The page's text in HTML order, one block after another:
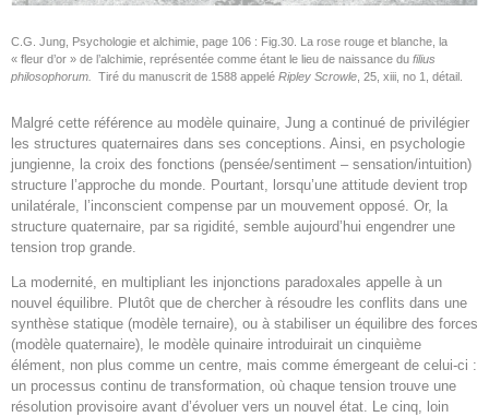
C.G. Jung, Psychologie et alchimie, page 106 : Fig.30. La rose rouge et blanche, la
« fleur d’or » de l’alchimie, représentée comme étant le lieu de naissance du filius
philosophorum.
Tiré du manuscrit de 1588 appelé Ripley Scrowle , 25, xiii, no 1, détail.
Malgré cette référence au modèle quinaire, Jung a continué de privilégier
les structures quaternaires dans ses conceptions. Ainsi, en psychologie
jungienne, la croix des fonctions (pensée/sentiment – sensation/intuition)
structure l’approche du monde. Pourtant, lorsqu’une attitude devient trop
unilatérale, l’inconscient compense par un mouvement opposé. Or, la
structure quaternaire, par sa rigidité, semble aujourd’hui engendrer une
tension trop grande.
La modernité, en multipliant les injonctions paradoxales appelle à un
nouvel équilibre. Plutôt que de chercher à résoudre les conflits dans une
synthèse statique (modèle ternaire), ou à stabiliser un équilibre des forces
(modèle quaternaire), le modèle quinaire introduirait un cinquième
élément, non plus comme un centre, mais comme émergeant de celui-ci :
un processus continu de transformation, où chaque tension trouve une
résolution provisoire avant d’évoluer vers un nouvel état. Le cinq, loin